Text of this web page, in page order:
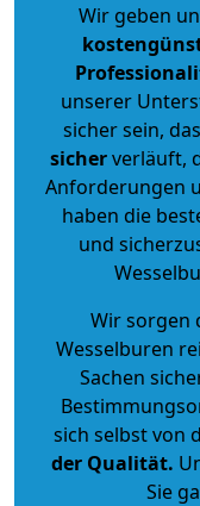
Wir geben
unserer
sicher sein,
sicherverläuft,
Anforderungen
haben die
und
Wir sorgen
Wesselburen
Sachen
sich selbst von
der Qualität.
Sie